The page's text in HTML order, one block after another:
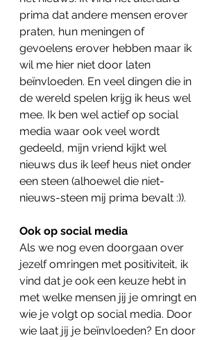
prima dat andere mensen erover
praten, hun meningen of
gevoelens erover hebben maar ik
wil me hier niet door laten
beïnvloeden. En veel dingen die in
de wereld spelen krijg ik heus wel
mee. Ik ben wel actief op social
media waar ook veel wordt
gedeeld, mijn vriend kijkt wel
nieuws dus ik leef heus niet onder
een steen (alhoewel die niet-
nieuws-steen mij prima bevalt :)).
Ook op social media
Als we nog even doorgaan over
jezelf omringen met positiviteit, ik
vind dat je ook een keuze hebt in
met welke mensen jij je omringt en
wie je volgt op social media. Door
wie laat jij je beïnvloeden? En door